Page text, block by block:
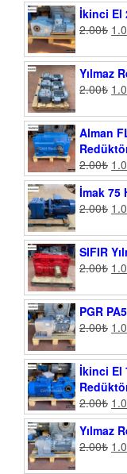
İkinci El
2.00₺
Yılmaz
2.00₺
Alman
2.00₺
İmak 75
2.00₺
SIFIR
2.00₺
PGR
2.00₺
İkinci El
2.00₺
Yılmaz
2.00₺